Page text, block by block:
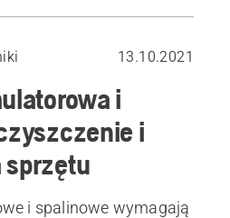
13.10.2021
i
i
i spalinowe wymagają